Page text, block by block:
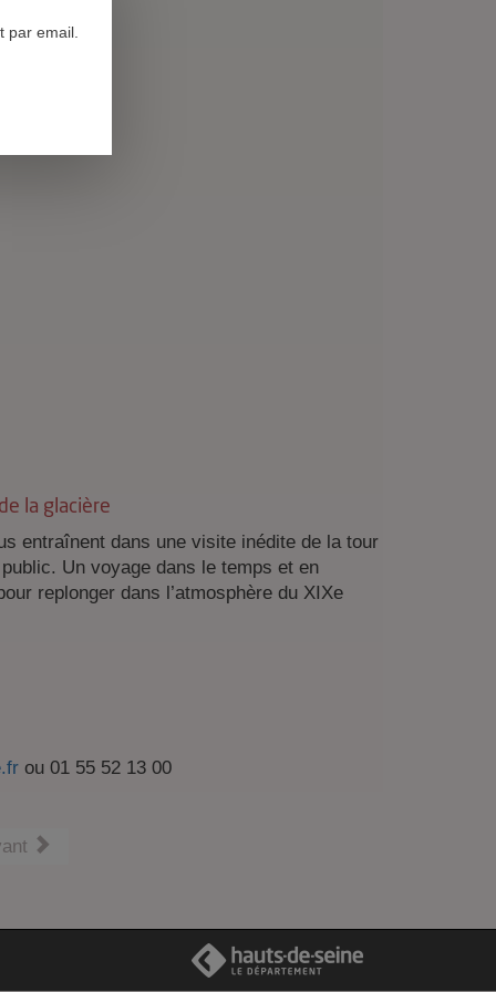
par email.
la glacière
entraînent dans une visite inédite de la tour
Un voyage dans le temps et en
replonger dans l’atmosphère du XIXe
ou 01 55 52 13 00